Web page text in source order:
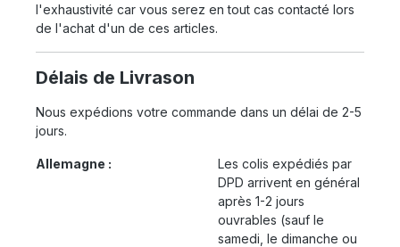
l'exhaustivité car vous serez en tout cas contacté lors
de l'achat d'un de ces articles.
Délais de Livrason
Nous expédions votre commande dans un délai de 2-5
jours.
Allemagne :
Les colis expédiés par
DPD arrivent en général
après 1-2 jours
ouvrables (sauf le
samedi, le dimanche ou